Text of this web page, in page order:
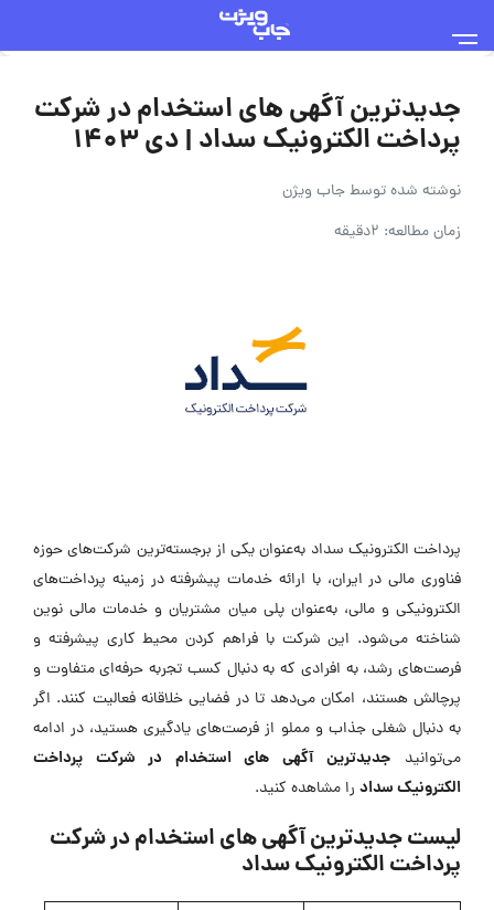
جدیدترین آگهی های استخدام در شرکت
پرداخت الکترونیک سداد | دی ۱۴۰۳
نوشته شده توسطجاب ویژن
زمان مطالعه: 2دقیقه
پرداخت الکترونیک سداد به‌عنوان یکی از برجسته‌ترین شرکت‌های حوزه
فناوری مالی در ایران، با ارائه خدمات پیشرفته در زمینه پرداخت‌های
الکترونیکی و مالی، به‌عنوان پلی میان مشتریان و خدمات مالی نوین
شناخته می‌شود. این شرکت با فراهم کردن محیط کاری پیشرفته و
فرصت‌های رشد، به افرادی که به دنبال کسب تجربه حرفه‌ای متفاوت و
پرچالش هستند، امکان می‌دهد تا در فضایی خلاقانه فعالیت کنند. اگر
به دنبال شغلی جذاب و مملو از فرصت‌های یادگیری هستید، در ادامه
می‌توانید جدیدترین آگهی های استخدام در شرکت پرداخت
الکترونیک سداد را مشاهده کنید.
لیست جدیدترین آگهی های استخدام در شرکت
پرداخت الکترونیک سداد